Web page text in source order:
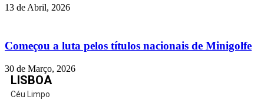
13 de Abril, 2026
Começou a luta pelos títulos nacionais de Minigolfe
30 de Março, 2026
LISBOA
Céu Limpo